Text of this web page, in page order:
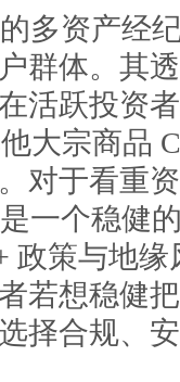
多资产经
群体。其
活跃投资
大宗商品
对于看重
一个稳健
策与地缘
若想稳健
择合规、